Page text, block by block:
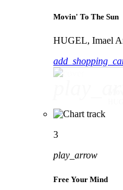
Movin' To The Sun
HUGEL, Imael
3
play_arrow
Free Your Mind